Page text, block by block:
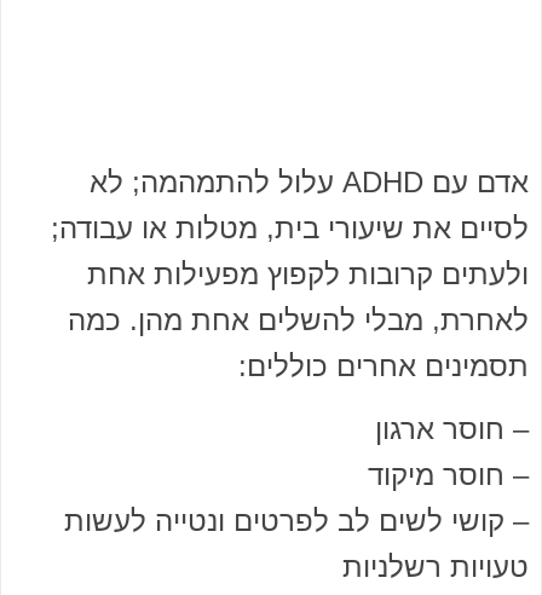
אדם עם ADHD עלול להתמהמה; לא
לסיים את שיעורי בית, מטלות או עבודה;
ולעתים קרובות לקפוץ מפעילות אחת
לאחרת, מבלי להשלים אחת מהן. כמה
תסמינים אחרים כוללים:
– חוסר ארגון
– חוסר מיקוד
– קושי לשים לב לפרטים ונטייה לעשות
טעויות רשלניות